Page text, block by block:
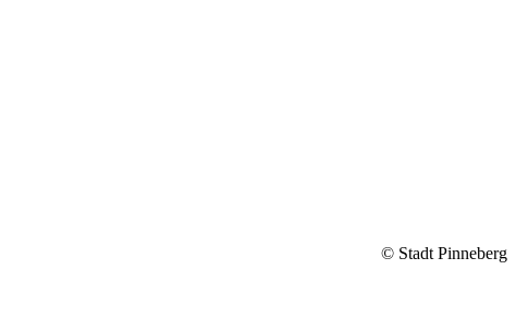
© Stadt Pinneberg